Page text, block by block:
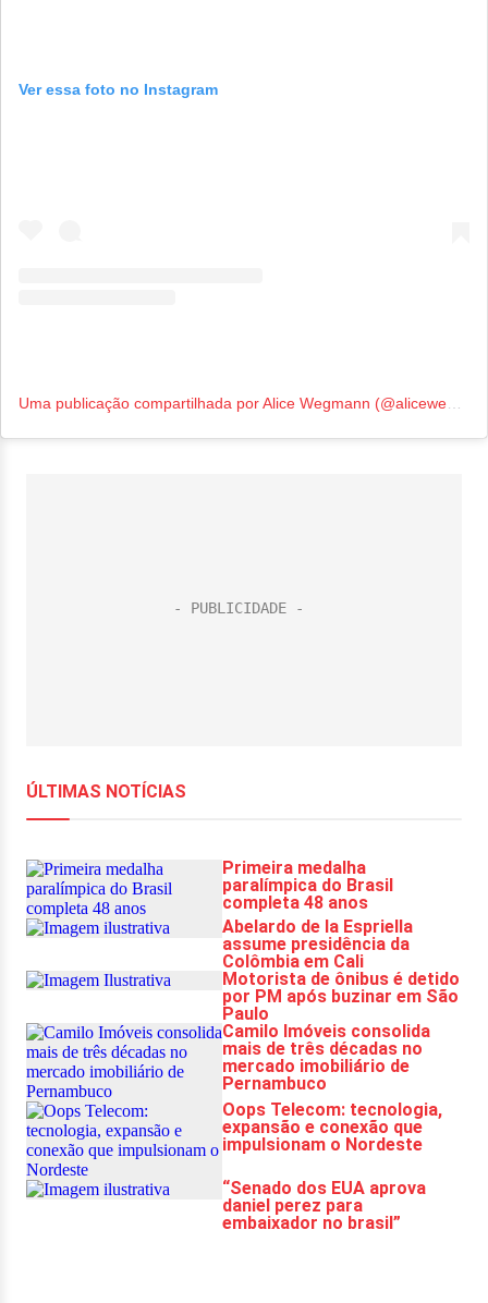
Ver essa foto no Instagram
Uma publicação compartilhada por Alice Wegmann (@alicewegmann)